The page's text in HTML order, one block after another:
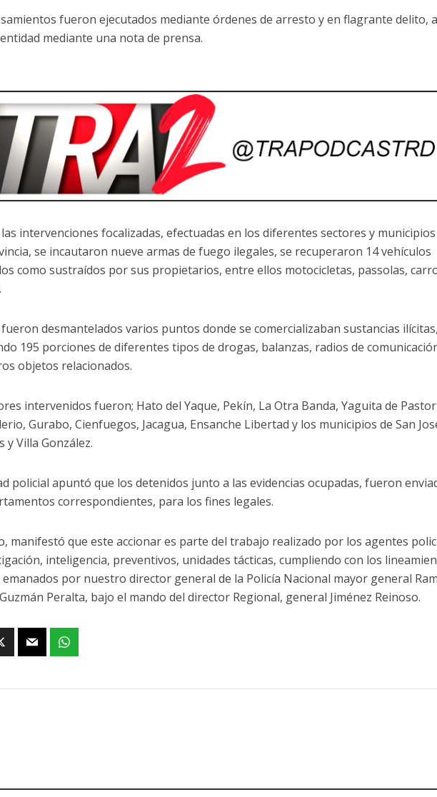
fueron ejecutados mediante órdenes de arresto y en flagrante delito,
mediante una nota de prensa.
intervenciones focalizadas, efectuadas en los diferentes sectores y municipios
se incautaron nueve armas de fuego ilegales, se recuperaron 14 vehículos
como sustraídos por sus propietarios, entre ellos motocicletas, passolas,
fueron desmantelados varios puntos donde se comercializaban sustancias ilícitas,
195 porciones de diferentes tipos de drogas, balanzas, radios de
objetos relacionados.
intervenidos fueron; Hato del Yaque, Pekín, La Otra Banda, Yaguita de
Gurabo, Cienfuegos, Jacagua, Ensanche Libertad y los municipios de San
y Villa González.
policial apuntó que los detenidos junto a las evidencias ocupadas, fueron
correspondientes, para los fines legales.
manifestó que este accionar es parte del trabajo realizado por los agentes
inteligencia, preventivos, unidades tácticas, cumpliendo con los
por nuestro director general de la Policía Nacional mayor general
Peralta, bajo el mando del director Regional, general Jiménez Reinoso.